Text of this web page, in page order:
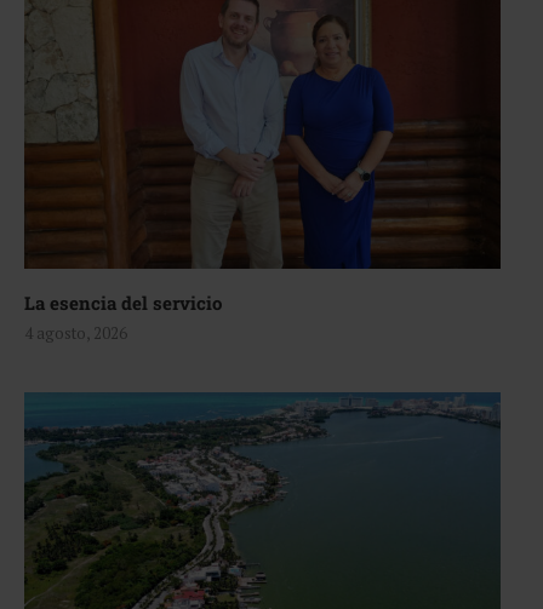
La esencia del servicio
4 agosto, 2026